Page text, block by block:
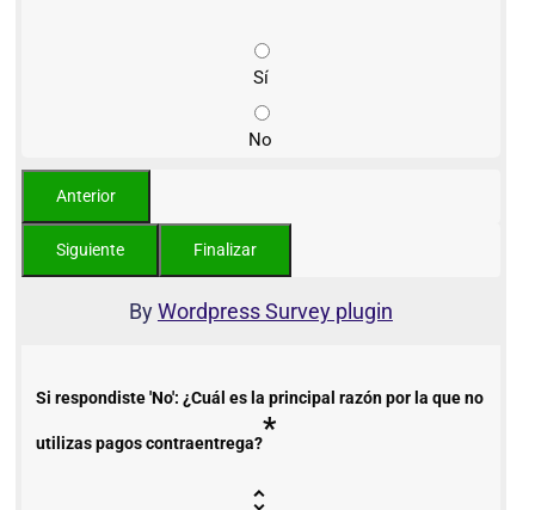
Sí
No
ByWordpress Survey plugin
Si respondiste 'No': ¿Cuál es la principal razón por la que no
utilizas pagos contraentrega?*